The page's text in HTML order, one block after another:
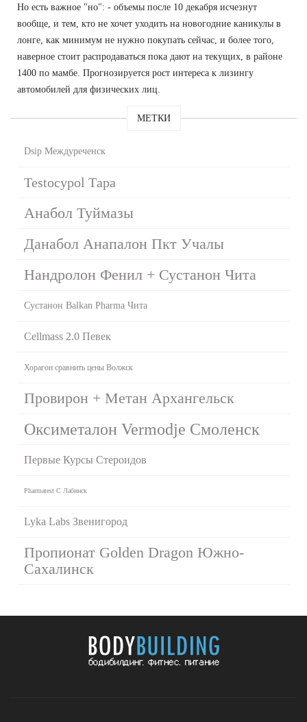
Но есть важное "но": - объемы после 10 декабря исчезнут
вообще, и тем, кто не хочет уходить на новогодние каникулы в
лонге, как минимум не нужно покупать сейчас, и более того,
наверное стоит распродаваться пока дают на текущих, в районе
1400 по мамбе. Прогнозируется рост интереса к лизингу
автомобилей для физических лиц.
МЕТКИ
Dsip Междуреченск
Testocypol Тара
Анабол Туймазы
Данабол Анапалон Пкт Учалы
Нандролон Фенил + Сустанон Чита
Сустанон Balkan Pharma Чита
Cellmass 2.0 Певек
Хорагон сравнить цены Волжск
Провирон + Метан Архангельск
Оксиметалон Vermodje Смоленск
Первые Курсы Стероидов
Pharmatest C Лабинск
Lyka Labs Звенигород
Пропионат Golden Dragon Южно-
Сахалинск